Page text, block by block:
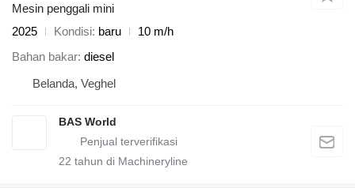
Mesin penggali mini
2025
Kondisi baru
10 m/h
Bahan bakar diesel
Belanda, Veghel
BAS World
22 tahun di Machineryline